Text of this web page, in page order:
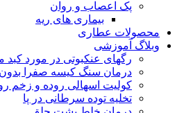
پک اعصاب و روان
بیماری های ریه
محصولات عطاری
وبلاگ آموزشی
رگهای عنکبوتی در مورد
درمان سنگ کیسه صفرا
کولیت اسهالی روده و زخم
تخلیه توده سرطانی در پا